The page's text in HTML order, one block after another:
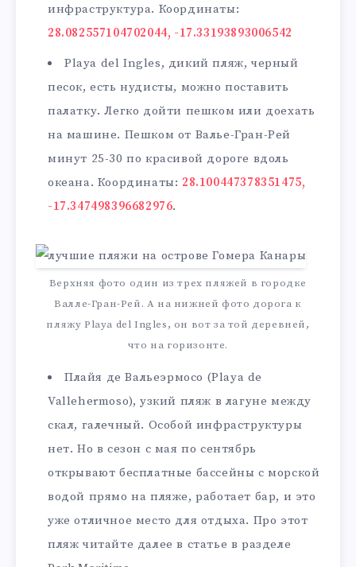
инфраструктура. Координаты:
28.082557104702044, -17.33193893006542
Playa del Ingles, дикий пляж, черный
песок, есть нудисты, можно поставить
палатку. Легко дойти пешком или доехать
на машине. Пешком от Валье-Гран-Рей
минут 25-30 по красивой дороге вдоль
океана. Координаты: 28.100447378351475,
-17.347498396682976.
Верхняя фото один из трех пляжей в городке
Валле-Гран-Рей. А на нижней фото дорога к
пляжу Playa del Ingles, он вот за той деревней,
что на горизонте.
Плайя де Вальеэрмосо (Playa de
Vallehermoso), узкий пляж в лагуне между
скал, галечный. Особой инфраструктуры
нет. Но в сезон с мая по сентябрь
открывают бесплатные бассейны с морской
водой прямо на пляже, работает бар, и это
уже отличное место для отдыха. Про этот
пляж читайте далее в статье в разделе